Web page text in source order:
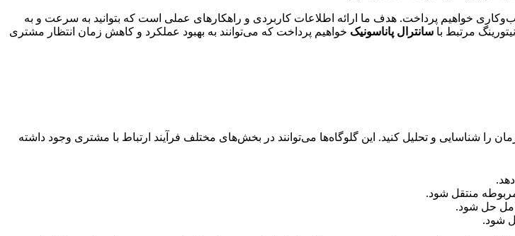
خواهیم پرداخت. هدف ما ارائه اطلاعات کاربردی و راهکارهای عملی است که بتوانید به سرعت و به
مرتبط با سانترال پاناسونیک خواهیم پرداخت که می‌توانند به بهبود عملکرد و کاهش زمان انتظار مشتری
شناسایی و تحلیل کنید. این گلوگاه‌ها می‌توانند در بخش‌های مختلف فرآیند ارتباط با مشتری وجود داشته
منتقل شود.
حل شود.
شود.